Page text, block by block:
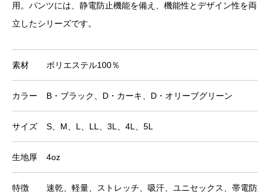
用。パンツには、静電防止機能を備え、機能性とデザイン性を両
立したシリーズです。
素材 ポリエステル100％
カラー B・ブラック、D・カーキ、D・オリーブグリーン
サイズ S、M、L、LL、3L、4L、5L
生地厚 4oz
特徴 速乾、軽量、ストレッチ、吸汗、ユニセックス、帯電防止